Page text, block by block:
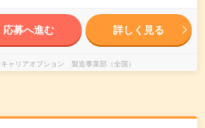
応募へ進む 詳しく見る
ャリアオプション 製造事業部（全国）